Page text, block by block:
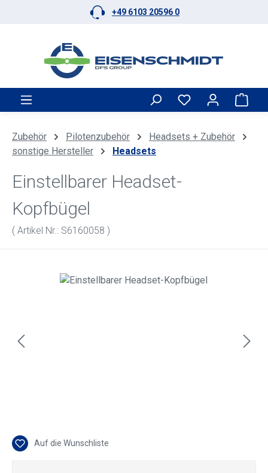
Zum Hauptinhalt springen+49 6103 20596 0
Zubehör Pilotenzubehör
Headsets + Zubehör
sonstige Hersteller
Headsets
Einstellbarer Headset-
Kopfbügel
( Artikel Nr.: S6160058 )
Bildergalerie überspringen
Auf die Wunschliste